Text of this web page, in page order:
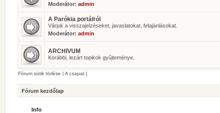
Moderátor: admin
A Parókia portálról
Várjuk a visszajelzéseket, javaslatokat, felajánlásokat.
Moderátor: admin
ARCHIVUM
Korábbi, lezárt topikok gyűjteménye.
Fórum sütik törlése | A csapat |
Fórum kezdőlap
Info